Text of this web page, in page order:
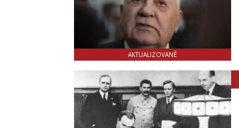
AKTUALIZOVANÉ